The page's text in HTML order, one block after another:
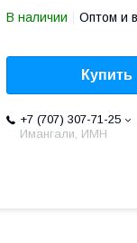
В наличии Оптом и
Купить
+7 (707) 307-71-25
Имангали, ИМН